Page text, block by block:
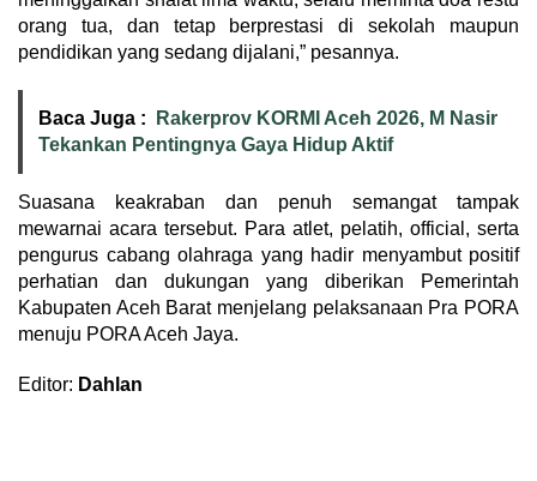
orang tua, dan tetap berprestasi di sekolah maupun
pendidikan yang sedang dijalani,” pesannya.
Baca Juga :
Rakerprov KORMI Aceh 2026, M Nasir
Tekankan Pentingnya Gaya Hidup Aktif
Suasana keakraban dan penuh semangat tampak
mewarnai acara tersebut. Para atlet, pelatih, official, serta
pengurus cabang olahraga yang hadir menyambut positif
perhatian dan dukungan yang diberikan Pemerintah
Kabupaten Aceh Barat menjelang pelaksanaan Pra PORA
menuju PORA Aceh Jaya.
Editor: Dahlan